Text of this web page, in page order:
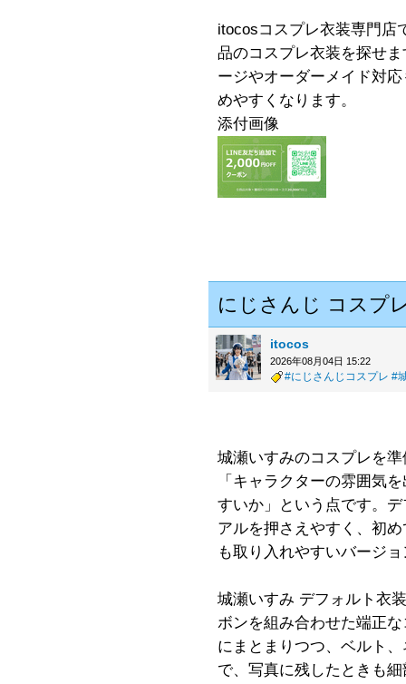
itocosコスプレ衣装専門店
品のコスプレ衣装を探せ
ージやオーダーメイド対
めやすくなります。
添付画像
にじさんじ コスプ
itocos
2026年08月04日 15:22
#にじさんじコスプレ #
城瀬いすみのコスプレを
「キャラクターの雰囲気
すいか」という点です。
アルを押さえやすく、初
も取り入れやすいバージ
城瀬いすみ デフォルト衣
ボンを組み合わせた端正
にまとまりつつ、ベルト
で、写真に残したときも